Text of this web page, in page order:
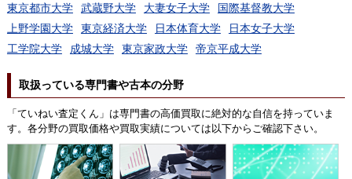
東京都市大学
武蔵野大学 大妻女子大学
国際基督教大学
上野学園大学
東京経済大学 日本体育大学
日本女子大学
工学院大学
成城大学 東京家政大学 帝京平成大学
取扱っている専門書や古本の分野
「ていねい査定くん」は専門書の高価買取に絶対的な自信を持っていま
す。各分野の買取価格や買取実績については以下からご確認下さい。